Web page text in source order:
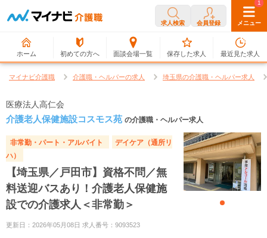
求人検索 会員登録 メニュー
ホーム 初めての方へ 面談会場一覧
0
保存した求人
1
最近見た求人
マイナビ介護職 介護職・ヘルパーの求人 埼玉県の介護職・ヘルパー求人
医療法人高仁会
介護老人保健施設コスモス苑 の介護職・ヘルパー求人
非常勤・パート・アルバイト
デイケア（通所リ
ハ）
【埼玉県／戸田市】資格不問／無
料送迎バスあり！介護老人保健施
設での介護求人＜非常勤＞
更新日：2026年05月08日 求人番号：9093523